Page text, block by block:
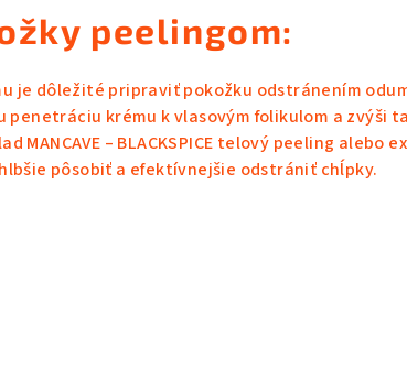
peelingom:
je dôležité pripraviť pokožku odstránením
penetráciu krému k vlasovým folikulom a zvýši
MANCAVE – BLACKSPICE telový peeling alebo
pôsobiť a efektívnejšie odstrániť chĺpky.